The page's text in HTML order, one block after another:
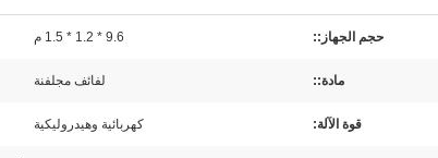
حجم الجهاز:: 9.6 * 1.2 * 1.5 م
مادة:: لفائف مجلفنة
قوة الآلة: كهربائية وهيدروليكية